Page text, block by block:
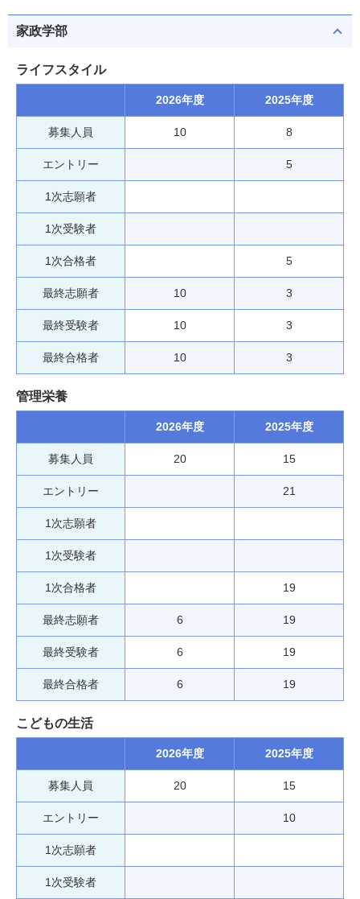
家政学部
ライフスタイル
2026年度 2025年度
募集人員 10 8
エントリー 5
1次志願者
1次受験者
1次合格者 5
最終志願者 10 3
最終受験者 10 3
最終合格者 10 3
管理栄養
2026年度 2025年度
募集人員 20 15
エントリー 21
1次志願者
1次受験者
1次合格者 19
最終志願者 6 19
最終受験者 6 19
最終合格者 6 19
こどもの生活
2026年度 2025年度
募集人員 20 15
エントリー 10
1次志願者
1次受験者